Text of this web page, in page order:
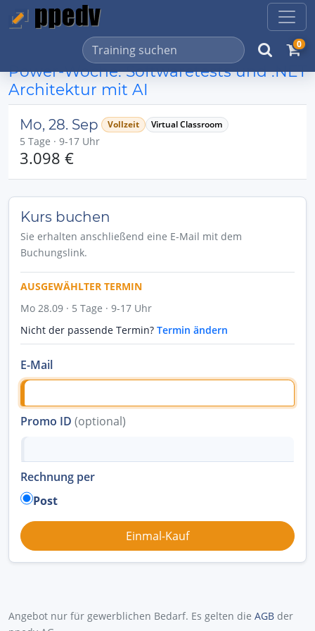
0
Power-Woche: Softwaretests und .NET
Architektur mit AI
Mo, 28. Sep Vollzeit Virtual Classroom
5 Tage · 9-17 Uhr
3.098 €
Kurs buchen
Sie erhalten anschließend eine E-Mail mit dem
Buchungslink.
AUSGEWÄHLTER TERMIN
Mo 28.09 · 5 Tage · 9-17 Uhr
Nicht der passende Termin? Termin ändern
E-Mail
Promo ID (optional)
Rechnung per
Post
Angebot nur für gewerblichen Bedarf. Es gelten die AGB der